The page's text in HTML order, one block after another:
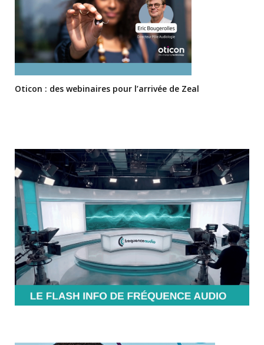
Oticon : des webinaires pour l’arrivée de Zeal